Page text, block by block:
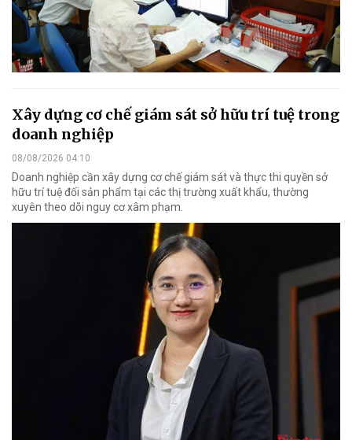
Xây dựng cơ chế giám sát sở hữu trí tuệ trong
doanh nghiệp
08/08/2026 04:10
Doanh nghiệp cần xây dựng cơ chế giám sát và thực thi quyền sở
hữu trí tuệ đối sản phẩm tại các thị trường xuất khẩu, thường
xuyên theo dõi nguy cơ xâm phạm.